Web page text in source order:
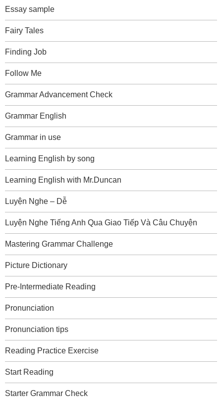
Essay sample
Fairy Tales
Finding Job
Follow Me
Grammar Advancement Check
Grammar English
Grammar in use
Learning English by song
Learning English with Mr.Duncan
Luyện Nghe – Dễ
Luyện Nghe Tiếng Anh Qua Giao Tiếp Và Câu Chuyện
Mastering Grammar Challenge
Picture Dictionary
Pre-Intermediate Reading
Pronunciation
Pronunciation tips
Reading Practice Exercise
Start Reading
Starter Grammar Check